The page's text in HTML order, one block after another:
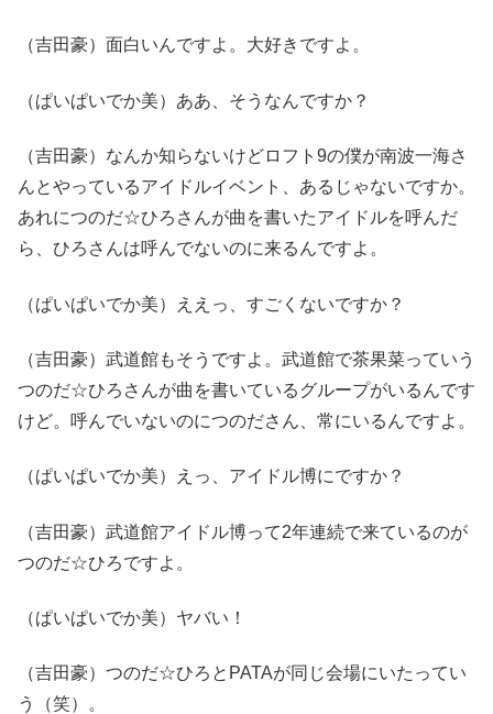
（吉田豪）面白いんですよ。大好きですよ。
（ぱいぱいでか美）ああ、そうなんですか？
（吉田豪）なんか知らないけどロフト9の僕が南波一海さ
んとやっているアイドルイベント、あるじゃないですか。
あれにつのだ☆ひろさんが曲を書いたアイドルを呼んだ
ら、ひろさんは呼んでないのに来るんですよ。
（ぱいぱいでか美）ええっ、すごくないですか？
（吉田豪）武道館もそうですよ。武道館で茶果菜っていう
つのだ☆ひろさんが曲を書いているグループがいるんです
けど。呼んでいないのにつのださん、常にいるんですよ。
（ぱいぱいでか美）えっ、アイドル博にですか？
（吉田豪）武道館アイドル博って2年連続で来ているのが
つのだ☆ひろですよ。
（ぱいぱいでか美）ヤバい！
（吉田豪）つのだ☆ひろとPATAが同じ会場にいたってい
う（笑）。